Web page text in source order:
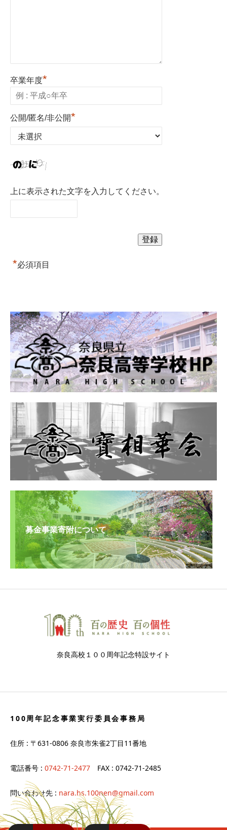
卒業年度*
公開/匿名/非公開*
上に表示された文字を入力してください。
*必須項目
募金事業寄附について
奈良高校１００周年記念特設サイト
100周年記念事業実行委員会事務局
住所 : 〒631-0806 奈良市朱雀2丁目11番地
電話番号 : 0742-71-2477 FAX : 0742-71-2485
問い合わせ先 : nara.hs.100nen@gmail.com